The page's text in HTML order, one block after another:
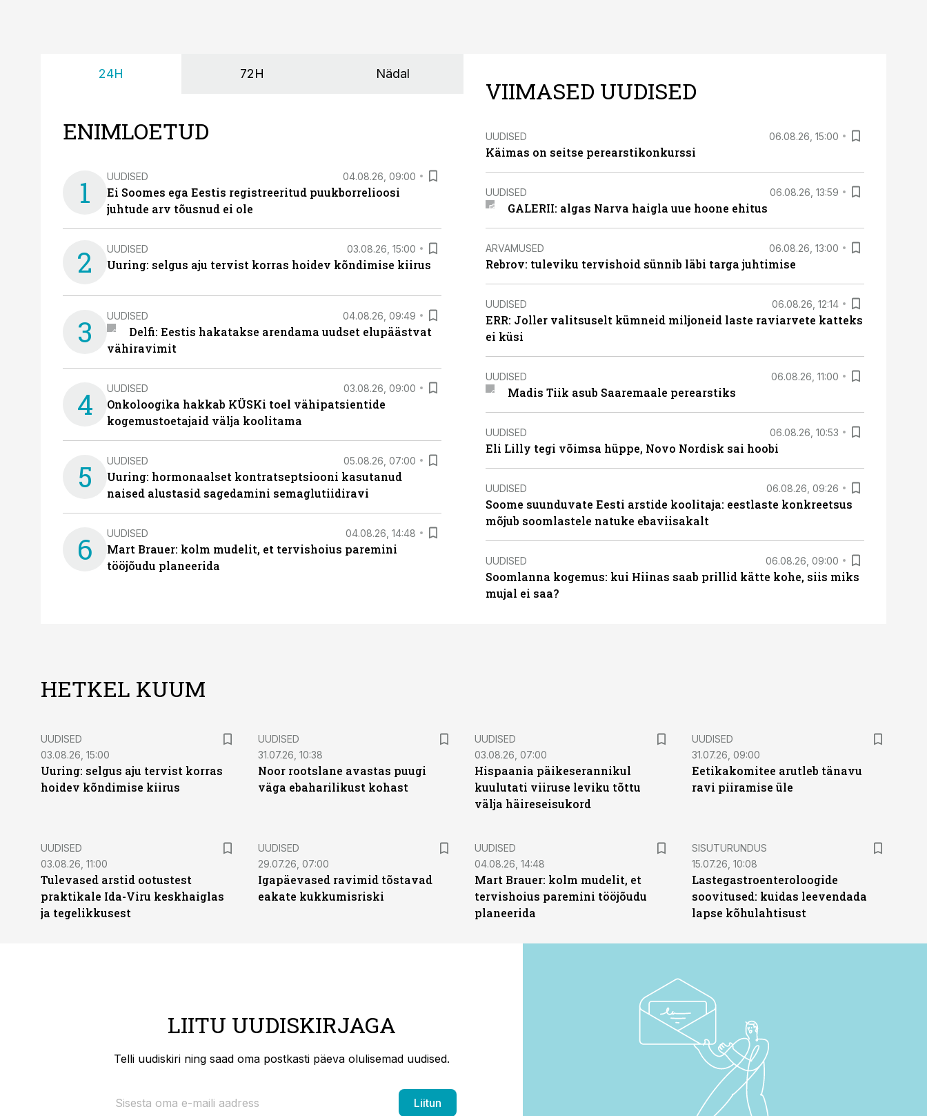
24H 72H Nädal
ENIMLOETUD
1 UUDISED 04.08.26, 09:00
Ei Soomes ega Eestis registreeritud puukborrelioosi
juhtude arv tõusnud ei ole
2 UUDISED 03.08.26, 15:00
Uuring: selgus aju tervist korras hoidev kõndimise kiirus
3 UUDISED 04.08.26, 09:49
Delfi: Eestis hakatakse arendama uudset elupäästvat
vähiravimit
4 UUDISED 03.08.26, 09:00
Onkoloogika hakkab KÜSKi toel vähipatsientide
kogemustoetajaid välja koolitama
5 UUDISED 05.08.26, 07:00
Uuring: hormonaalset kontratseptsiooni kasutanud
naised alustasid sagedamini semaglutiidiravi
6 UUDISED 04.08.26, 14:48
Mart Brauer: kolm mudelit, et tervishoius paremini
tööjõudu planeerida
VIIMASED UUDISED
UUDISED 06.08.26, 15:00
Käimas on seitse perearstikonkurssi
UUDISED 06.08.26, 13:59
GALERII: algas Narva haigla uue hoone ehitus
ARVAMUSED 06.08.26, 13:00
Rebrov: tuleviku tervishoid sünnib läbi targa juhtimise
UUDISED 06.08.26, 12:14
ERR: Joller valitsuselt kümneid miljoneid laste raviarvete katteks
ei küsi
UUDISED 06.08.26, 11:00
Madis Tiik asub Saaremaale perearstiks
UUDISED 06.08.26, 10:53
Eli Lilly tegi võimsa hüppe, Novo Nordisk sai hoobi
UUDISED 06.08.26, 09:26
Soome suunduvate Eesti arstide koolitaja: eestlaste konkreetsus
mõjub soomlastele natuke ebaviisakalt
UUDISED 06.08.26, 09:00
Soomlanna kogemus: kui Hiinas saab prillid kätte kohe, siis miks
mujal ei saa?
HETKEL KUUM
UUDISED
03.08.26, 15:00
Uuring: selgus aju tervist korras
hoidev kõndimise kiirus
UUDISED
31.07.26, 10:38
Noor rootslane avastas puugi
väga ebaharilikust kohast
UUDISED
03.08.26, 07:00
Hispaania päikeserannikul
kuulutati viiruse leviku tõttu
välja häireseisukord
UUDISED
31.07.26, 09:00
Eetikakomitee arutleb tänavu
ravi piiramise üle
UUDISED
03.08.26, 11:00
Tulevased arstid ootustest
praktikale Ida-Viru keskhaiglas
ja tegelikkusest
UUDISED
29.07.26, 07:00
Igapäevased ravimid tõstavad
eakate kukkumisriski
UUDISED
04.08.26, 14:48
Mart Brauer: kolm mudelit, et
tervishoius paremini tööjõudu
planeerida
ST
SISUTURUNDUS
15.07.26, 10:08
Lastegastroenteroloogide
soovitused: kuidas leevendada
lapse kõhulahtisust
LIITU UUDISKIRJAGA
Telli uudiskiri ning saad oma postkasti päeva olulisemad uudised.
Liitun